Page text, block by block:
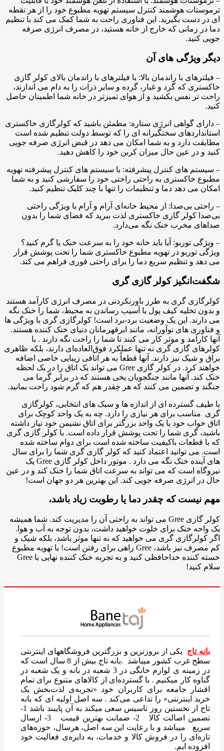
ترموستات هوشمند کنترل سیستم تهویه مطبوع خود را از هر نقطه
ای در دست بگیرید. این فناوری راحت به شما کمک می کند با تنظیم
دما در زمانی که خارج از خانه هستید، در مصرف انرژی صرفه
جویی کنید.
دیگر ویژگی های آن
– فیلترهای با راندمان بالا: با فیلترهای با راندمان بالای کولر گازی
خاکستری که گرد و غبار، گرده و سایر ذرات را به دام می اندازند،
راحت تر نفس بکشید و از هوای تمیزتر در خانه شما اطمینان حاصل
کنید.
– دارای گواهی انرژی ستاره: مطمئن باشید که کولرگازی خاکستری
استانداردهای سختگیرانه ای را که توسط دولت تنظیم شده است
مطابقت دارد و به شما امکان می دهد در قبض انرژی صرفه جویی
کنید و در عین حال میزان کربن خود را کاهش دهید.
– سیستم های کنترل پیشرفته: با سیستم های کنترل پیشرفته تهویه
مطبوع خاکستری به راحتی راحتی خود را سفارشی کنید و به شما
امکان می دهد دما و تنظیمات را تنها با چند کلیک تنظیم کنید.
– راحتی بی‌صدا: از محیط خانه‌ای آرام و آرام با ویژگی راحتی
بی‌صدا کولر گازی خاکستری لذت ببرید که فضای شما را بدون
صداهای مخرب خنک نگه می‌دارد.
– ویژگی توربو: آیا باید خانه خود را به سرعت خنک یا گرم کنید؟
ویژگی توربو در تهویه مطبوع خاکستری شما را تحت پوشش قرار
می دهد و تنظیم سریع دما را برای راحتی فوری فراهم می کند.
شگفت‌انگیز کولر گازی گری
کولرگازی گری به طرز باورنکردنی در مصرف انرژی کارآمد هستند
و بدون تخلیه کیف پول یا آسیب رساندن به محیط، شما را خنک نگه
می دارند. این یک وضعیت برد-برد است! کولرگازی گری با ویژگی ها
و فناوری های نوآورانه، مانند ابرقهرمانان دنیای خنک کننده هستند.
آنها کارآمد و موثر کار می کنند تا شما را راحت نگه دارند . با
کولرهای گازی گری نه تنها عملکرد فوق‌العاده‌ای دارند، بلکه ظاهری
براق و شیک نیز دارند. آنها قطعاً به هر اتاقی زیبایی خاصی اضافه
خواهند کرد. در کولر گازی Gree می تواند یک اتاق را در یک لحظه
خنک کند. آنها مانند جنگجویان یخی هستند که در برابر گرما می
جنگند و تضمین می کنند که هر چقدر هم که گرم شود راحت بمانید.
با طیف گسترده ای از اندازه ها و سبک های انتخابی، کولرگازی
گری مناسب برای هر نیازی را دارد. چه به یک واحد کوچک برای
اتاق خواب خود یا یک واحد بزرگتر برای اتاق نشیمن خود نیاز داشته
باشید، گری شما را تحت پوشش قرار داده است. با کولر گازی گری
که با قطعات باکیفیت ساخته شده است برای دوام ساخته شده
است. می توانید اعتماد کنید که کولر گازی گری شما را برای سال
های آینده خنک نگه می دارد . موتور داخل کولر گازی Gree یک
نیروگاه است که می تواند به سرعت اتاق شما را خنک کند و در عین
حال در انرژی صرفه جویی کند. این بهترین هر دو جهان است!
مهم نیست که چقدر دما یا رطوبت زیاد باشد،
کولر گازی Gree می تواند به راحتی آن را مدیریت کند. شما همیشه
یک واحه خنک برای خلوت خواهید داشت، بدون توجه به آب و هوا.
اگر کولرگازی گری می خواهید که نه تنها موثر باشد، بلکه شیک و
کم مصرف نیز باشد، Gree راهی برای رفتن است! با تهویه مطبوع
خسته کننده خداحافظی کنید و به تجربه خنک کننده نهایی با Gree
سلام کنید!
بانه تاج یکی از بروزترین و بزرگترین فروشگاههای اینترنتی
سطح غرب کشور میباشد .بانه تاج بیش از 8 سال است که
در زمینه ی لوازم خانگی در 3 شعبه در بانه و یک شعبه در
گناوه کار میکنیم . با گسترده‌ای از کالاهای متنوع برای تمام
اقشار جامعه برای کاربران خود «تجربه‌ی لذت‌بخش یک
خرید اینترنتی» را تداعی می‌کند . سه اصل اولیه ای که بانه
تاج از نخستین روز تاسیس سعی میکند به آن پایبند باشد 1-
تضمین اصالت کالا 2- ضمانت بهترین قیمت 3- ارسال
سریع میباشد و با رعایت این سه اصل، هرسال، حوزه‌های
تازه‌ای را در فروش کالا و خدمات، به دایره‌ی فعالیت خود
افزوده ایم.